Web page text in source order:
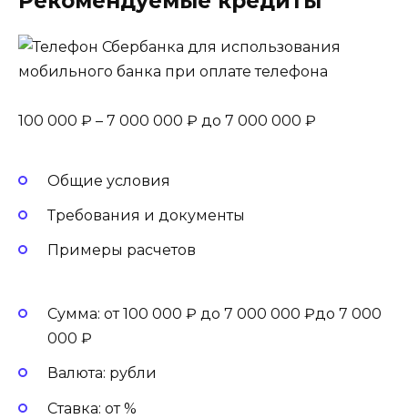
100 000 ₽ – 7 000 000 ₽ до 7 000 000 ₽
Общие условия
Требования и документы
Примеры расчетов
Сумма: от 100 000 ₽ до 7 000 000 ₽до 7 000
000 ₽
Валюта: рубли
Ставка: от %